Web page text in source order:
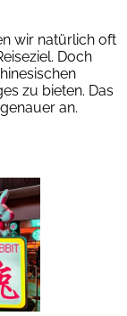
wir natürlich oft
Doch
zu bieten. Das
an.